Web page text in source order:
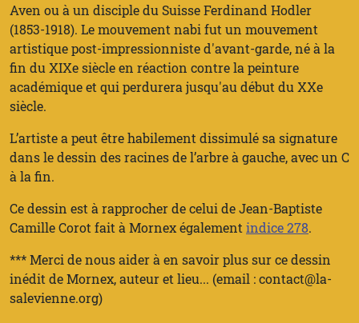
Aven ou à un disciple du Suisse Ferdinand Hodler
(1853-1918). Le mouvement nabi fut un mouvement
artistique post-impressionniste d'avant-garde, né à la
fin du XIXe siècle en réaction contre la peinture
académique et qui perdurera jusqu'au début du XXe
siècle.
L’artiste a peut être habilement dissimulé sa signature
dans le dessin des racines de l’arbre à gauche, avec un C
à la fin.
Ce dessin est à rapprocher de celui de Jean-Baptiste
Camille Corot fait à Mornex également indice 278.
*** Merci de nous aider à en savoir plus sur ce dessin
inédit de Mornex, auteur et lieu... (email : contact@la-
salevienne.org)